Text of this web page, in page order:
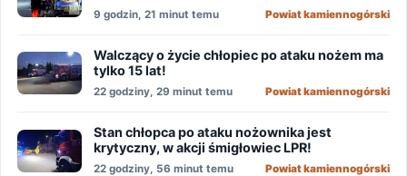
9 godzin, 21 minut temu Powiat kamiennogórski
Walczący o życie chłopiec po ataku nożem ma
tylko 15 lat!
22 godziny, 29 minut temu Powiat kamiennogórski
Stan chłopca po ataku nożownika jest
krytyczny, w akcji śmigłowiec LPR!
22 godziny, 56 minut temu Powiat kamiennogórski